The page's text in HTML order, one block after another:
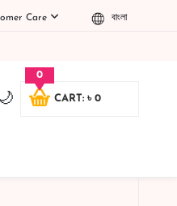
বাংলা
Care
ম্যান চলে যাওয়ার পরে কোনরকম
🌙 CART: ৳ 0
0